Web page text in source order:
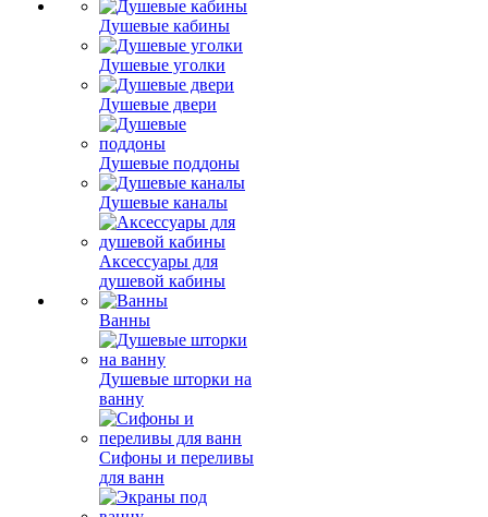
Душевые кабины
Душевые уголки
Душевые двери
Душевые поддоны
Душевые каналы
Аксессуары для
душевой кабины
Ванны
Душевые шторки на
ванну
Сифоны и переливы
для ванн